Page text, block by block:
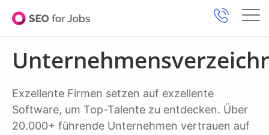
Exzellente Firmen setzen auf exzellente
Software, um Top-Talente zu entdecken. Über
20.000+ führende Unternehmen vertrauen auf